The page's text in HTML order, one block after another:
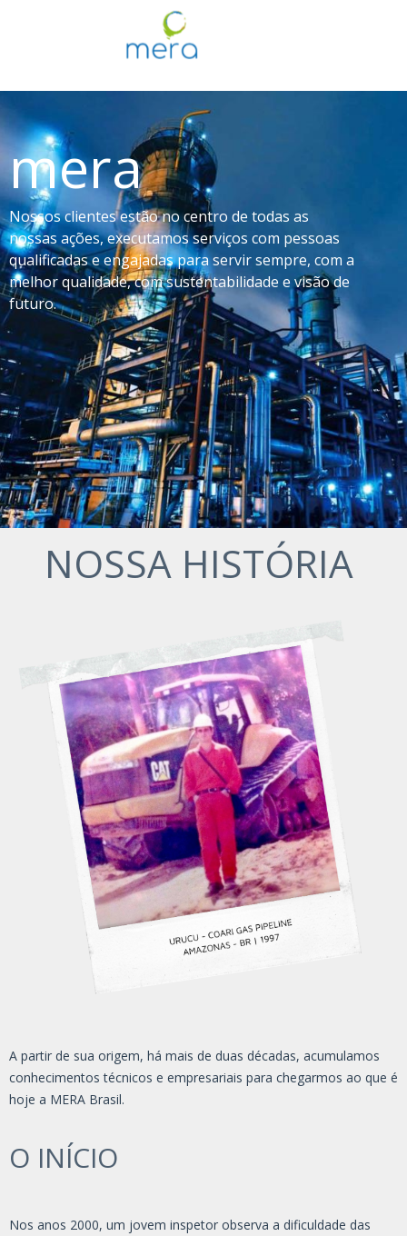
mera
Nossos clientes estão no centro de todas as
nossas ações, executamos serviços com pessoas
qualificadas e engajadas para servir sempre, com a
melhor qualidade,comsustentabilidade e visão de
futuro.
NOSSA HISTÓRIA
A partir de sua origem, há mais de duas décadas, acumulamos
conhecimentos técnicos e empresariais para chegarmos ao que é
hoje a MERA Brasil.
O INÍCIO
Nos anos 2000, um jovem inspetor observa a dificuldade das